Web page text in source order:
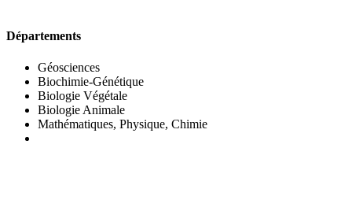
Départements
Géosciences
Biochimie-Génétique
Biologie Végétale
Biologie Animale
Mathématiques, Physique, Chimie